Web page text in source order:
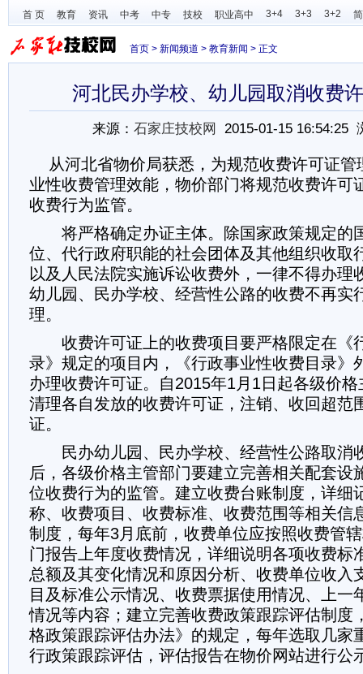
首 页 教育 资讯 中考 中专 技校 职业高中 3+4 3+3 3+2
首页 > 新闻频道 > 教育新闻 > 正文
河北民办学校、幼儿园取消收费
来源： 石家庄技校网 2015-01-15 16:54:25
从河北省物价局获悉，为规范收费许可证管
业性收费管理效能，物价部门将规范收费许可
收费行为监管。
将严格确定办证主体。除国家政策规定的
位、代行政府职能的社会团体及其他组织收取
以及人民法院实施诉讼收费外，一律不得办理
幼儿园、民办学校、经营性公路的收费不再实
理。
收费许可证上的收费项目要严格限定在《
录》规定的项目内，《行政事业性收费目录》
办理收费许可证。自2015年1月1日起各级价
清理各自发放的收费许可证，注销、收回超范
证。
民办幼儿园、民办学校、经营性公路取消
后，各级价格主管部门要建立完善相关配套设
位收费行为的监管。建立收费台账制度，详细
称、收费项目、收费标准、收费范围等相关信
制度，每年3月底前，收费单位应按照收费管
门报告上年度收费情况，详细说明各项收费标
总额及其变化情况和原因分析、收费单位收入
目及标准公示情况、收费票据使用情况、上一
情况等内容；建立完善收费政策跟踪评估制度
格政策跟踪评估办法》的规定，每年选取几家
行政策跟踪评估，评估报告在物价网站进行公